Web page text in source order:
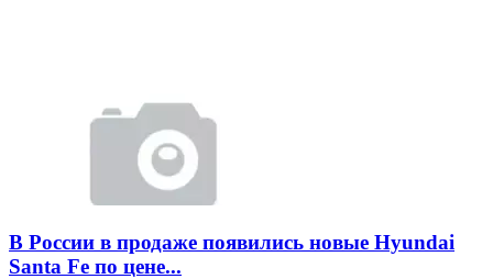
В России в продаже появились новые Hyundai
Santa Fe по цене...